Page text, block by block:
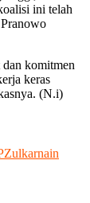
ini telah
dan komitmen
keras
(N.i)
Zulkarnain